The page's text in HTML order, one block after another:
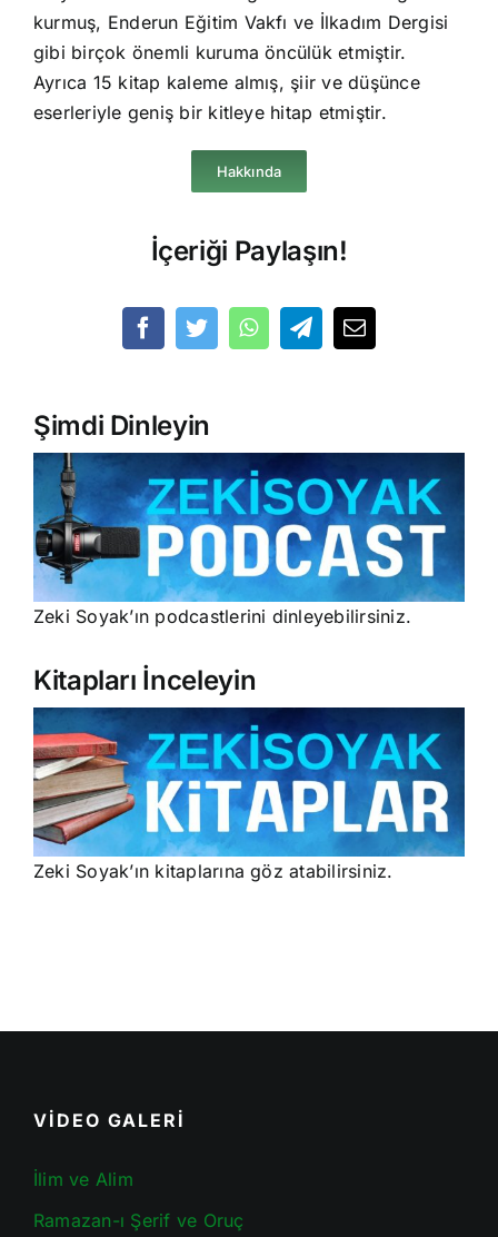
kurmuş, Enderun Eğitim Vakfı ve İlkadım Dergisi
gibi birçok önemli kuruma öncülük etmiştir.
Ayrıca 15 kitap kaleme almış, şiir ve düşünce
eserleriyle geniş bir kitleye hitap etmiştir.
Hakkında
İçeriği Paylaşın!
Şimdi Dinleyin
Zeki Soyak’ın podcastlerini dinleyebilirsiniz.
Kitapları İnceleyin
Zeki Soyak’ın kitaplarına göz atabilirsiniz.
VİDEO GALERİ
İlim ve Alim
Ramazan-ı Şerif ve Oruç